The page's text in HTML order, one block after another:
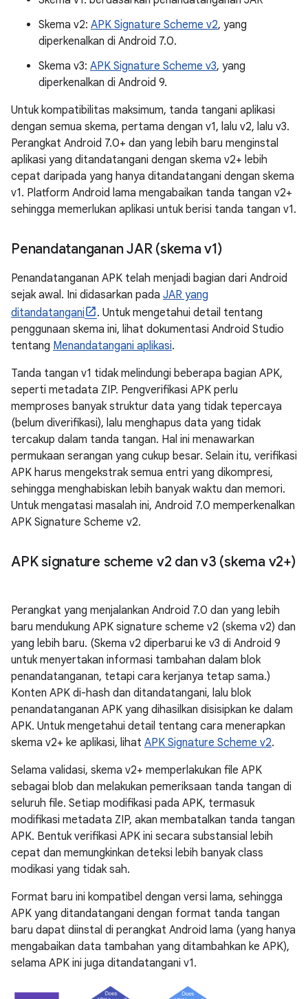
Skema v2: APK Signature Scheme v2, yang
diperkenalkan di Android 7.0.
Skema v3: APK Signature Scheme v3, yang
diperkenalkan di Android 9.
Untuk kompatibilitas maksimum, tanda tangani aplikasi
dengan semua skema, pertama dengan v1, lalu v2, lalu v3.
Perangkat Android 7.0+ dan yang lebih baru menginstal
aplikasi yang ditandatangani dengan skema v2+ lebih
cepat daripada yang hanya ditandatangani dengan skema
v1. Platform Android lama mengabaikan tanda tangan v2+
sehingga memerlukan aplikasi untuk berisi tanda tangan v1.
Penandatanganan JAR (skema v1)
Penandatanganan APK telah menjadi bagian dari Android
sejak awal. Ini didasarkan pada JAR yang
ditandatangani
. Untuk mengetahui detail tentang
penggunaan skema ini, lihat dokumentasi Android Studio
tentang Menandatangani aplikasi.
Tanda tangan v1 tidak melindungi beberapa bagian APK,
seperti metadata ZIP. Pengverifikasi APK perlu
memproses banyak struktur data yang tidak tepercaya
(belum diverifikasi), lalu menghapus data yang tidak
tercakup dalam tanda tangan. Hal ini menawarkan
permukaan serangan yang cukup besar. Selain itu, verifikasi
APK harus mengekstrak semua entri yang dikompresi,
sehingga menghabiskan lebih banyak waktu dan memori.
Untuk mengatasi masalah ini, Android 7.0 memperkenalkan
APK Signature Scheme v2.
APK signature scheme v2 dan v3 (skema v2+)
Perangkat yang menjalankan Android 7.0 dan yang lebih
baru mendukung APK signature scheme v2 (skema v2) dan
yang lebih baru. (Skema v2 diperbarui ke v3 di Android 9
untuk menyertakan informasi tambahan dalam blok
penandatanganan, tetapi cara kerjanya tetap sama.)
Konten APK di-hash dan ditandatangani, lalu blok
penandatanganan APK yang dihasilkan disisipkan ke dalam
APK. Untuk mengetahui detail tentang cara menerapkan
skema v2+ ke aplikasi, lihat APK Signature Scheme v2.
Selama validasi, skema v2+ memperlakukan file APK
sebagai blob dan melakukan pemeriksaan tanda tangan di
seluruh file. Setiap modifikasi pada APK, termasuk
modifikasi metadata ZIP, akan membatalkan tanda tangan
APK. Bentuk verifikasi APK ini secara substansial lebih
cepat dan memungkinkan deteksi lebih banyak class
modikasi yang tidak sah.
Format baru ini kompatibel dengan versi lama, sehingga
APK yang ditandatangani dengan format tanda tangan
baru dapat diinstal di perangkat Android lama (yang hanya
mengabaikan data tambahan yang ditambahkan ke APK),
selama APK ini juga ditandatangani v1.